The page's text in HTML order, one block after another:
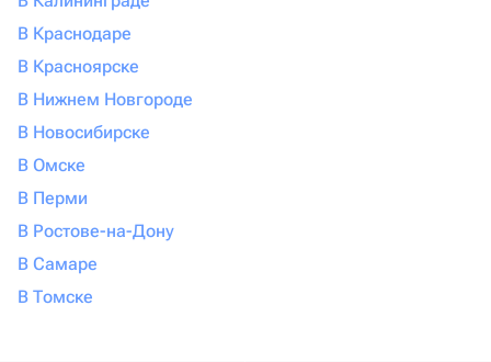
В Краснодаре
В Красноярске
В Нижнем Новгороде
В Новосибирске
В Омске
В Перми
В Ростове-на-Дону
В Самаре
В Томске